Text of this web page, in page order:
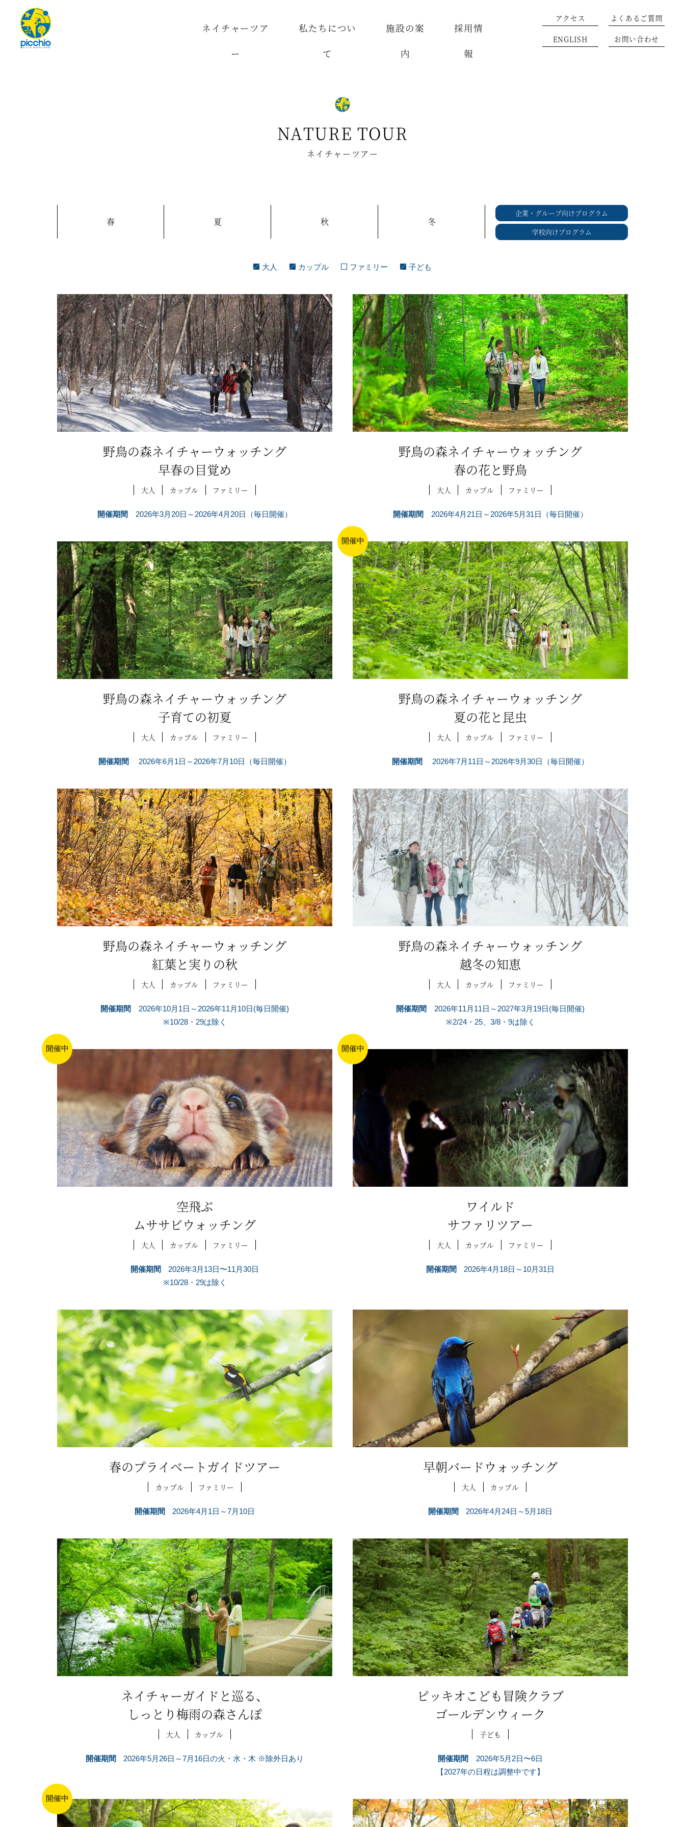
ネイチャーツア
ー
私たちについ
て
施設の案
内
採用情
報
アクセス よくあるご質問
ENGLISH お問い合わせ
NATURE TOUR
ネイチャーツアー
春 夏 秋 冬
企業・グループ向けプログラム
学校向けプログラム
大人 カップル ファミリー 子ども
野鳥の森ネイチャーウォッチング
早春の目覚め
大人 カップル ファミリー
開催期間 2026年3月20日～2026年4月20日（毎日開催）
野鳥の森ネイチャーウォッチング
春の花と野鳥
大人 カップル ファミリー
開催期間 2026年4月21日～2026年5月31日（毎日開催）
野鳥の森ネイチャーウォッチング
子育ての初夏
大人 カップル ファミリー
開催期間 2026年6月1日～2026年7月10日（毎日開催）
開催中
野鳥の森ネイチャーウォッチング
夏の花と昆虫
大人 カップル ファミリー
開催期間 2026年7月11日～2026年9月30日（毎日開催）
野鳥の森ネイチャーウォッチング
紅葉と実りの秋
大人 カップル ファミリー
開催期間
2026年10月1日～2026年11月10日(毎日開催)
※10/28・29は除く
野鳥の森ネイチャーウォッチング
越冬の知恵
大人 カップル ファミリー
開催期間
2026年11月11日～2027年3月19日(毎日開催)
※2/24・25、3/8・9は除く
開催中
空飛ぶ
ムササビウォッチング
大人 カップル ファミリー
開催期間
2026年3月13日〜11月30日
※10/28・29は除く
開催中
ワイルド
サファリツアー
大人 カップル ファミリー
開催期間 2026年4月18日～10月31日
春のプライベートガイドツアー
カップル ファミリー
開催期間 2026年4月1日～7月10日
早朝バードウォッチング
大人 カップル
開催期間 2026年4月24日～5月18日
ネイチャーガイドと巡る、
しっとり梅雨の森さんぽ
大人 カップル
開催期間 2026年5月26日～7月16日の火・水・木 ※除外日あり
ピッキオこども冒険クラブ
ゴールデンウィーク
子ども
開催期間
2026年5月2日〜6日
【2027年の日程は調整中です】
開催中